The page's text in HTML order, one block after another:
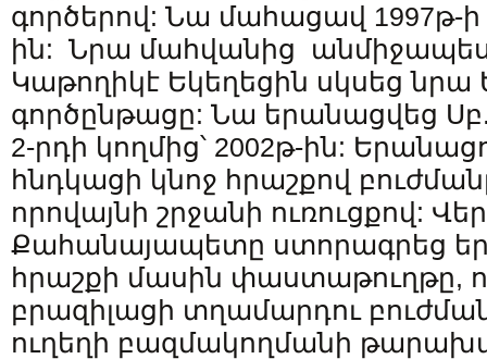
գործերով: Նա մահացավ 1997թ-
ին: Նրա մահվանից անմիջապես
Կաթողիկէ Եկեղեցին սկսեց
գործընթացը: Նա երանացվեց
2-րդի կողմից՝ 2002թ-ին:
հնդկացի կնոջ հրաշքով
որովայնի շրջանի ուռուցքով:
Քահանայապետը ստորագրեց
հրաշքի մասին փաստաթուղթը,
բրազիլացի տղամարդու
ուղեղի բազմակողմանի